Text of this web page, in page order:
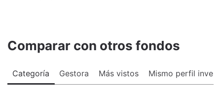
Comparar con otros fondos
Categoría Gestora Más vistos Mismo perfil